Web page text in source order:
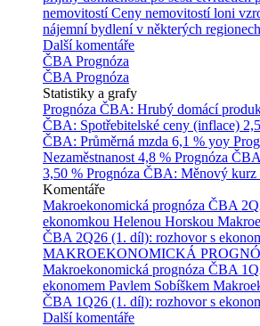
nemovitostí Ceny nemovitostí loni
nájemní bydlení v některých
Další komentáře
ČBA Prognóza
ČBA Prognóza
Statistiky a grafy
Prognóza ČBA: Hrubý domácí
ČBA: Spotřebitelské ceny (inflace)
ČBA: Průměrná mzda 6,1 % yoy
Nezaměstnanost 4,8 % Prognóza
3,50 % Prognóza ČBA: Měnový kurz
Komentáře
Makroekonomická prognóza ČBA
ekonomkou Helenou Horskou
ČBA 2Q26 (1. díl): rozhovor s
MAKROEKONOMICKÁ
Makroekonomická prognóza ČBA
ekonomem Pavlem Sobíškem
ČBA 1Q26 (1. díl): rozhovor s
Další komentáře